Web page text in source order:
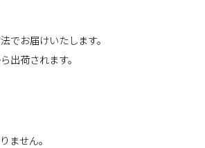
でお届けいたします。
出荷されます。
ません。